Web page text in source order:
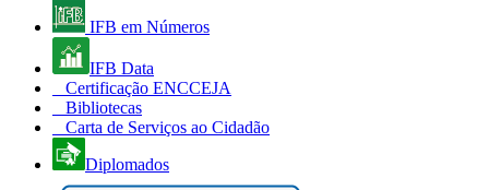
IFB em Números
IFB Data
Certificação ENCCEJA
Bibliotecas
Carta de Serviços ao Cidadão
Diplomados